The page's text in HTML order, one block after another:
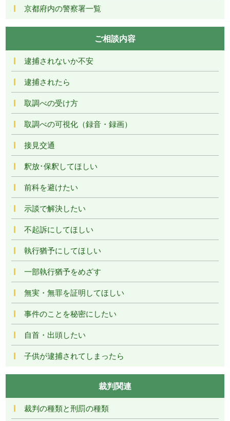
京都府内の警察署一覧
ご相談内容
逮捕されないか不安
逮捕されたら
取調べの受け方
取調べの可視化（録音・録画）
接見交通
釈放･保釈してほしい
前科を避けたい
示談で解決したい
不起訴にしてほしい
執行猶予にしてほしい
一部執行猶予をめざす
無実・無罪を証明してほしい
事件のことを秘密にしたい
自首・出頭したい
子供が逮捕されてしまったら
裁判関連
裁判の種類と刑罰の種類